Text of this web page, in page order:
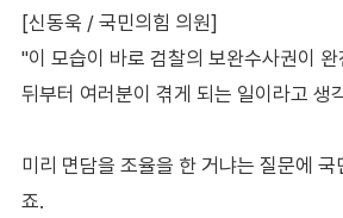
[신동욱 / 국민의힘 의원]
"이 모습이 바로 검찰의 보완수사권이
뒤부터 여러분이 겪게 되는 일이라고 생
미리 면담을 조율을 한 거냐는 질문에 국
죠.